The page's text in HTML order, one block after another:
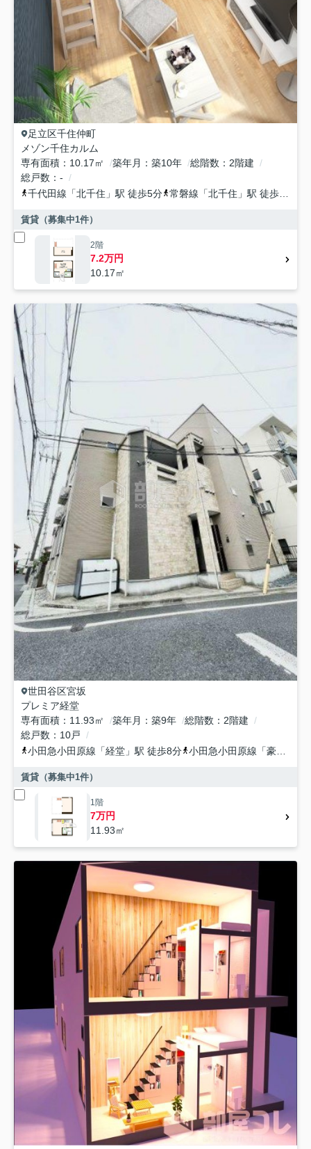
足立区千住仲町
メゾン千住カルム
専有面積
10.17㎡ 築年月 築10年 総階数
2階建
総戸数
-
千代田線 「北千住 」駅 徒歩5分 常磐線 「北千住 」駅 徒歩5分
賃貸（募集中1件）
2階
7.2万円
10.17㎡
世田谷区宮坂
プレミア経堂
専有面積
11.93㎡ 築年月 築9年 総階数
2階建
総戸数
10戸
小田急小田原線 「経堂 」駅 徒歩8分 小田急小田原線 「豪徳寺
賃貸（募集中1件）
1階
7万円
11.93㎡